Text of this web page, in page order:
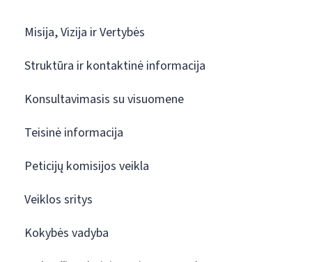
Misija, Vizija ir Vertybės
Struktūra ir kontaktinė informacija
Konsultavimasis su visuomene
Teisinė informacija
Peticijų komisijos veikla
Veiklos sritys
Kokybės vadyba